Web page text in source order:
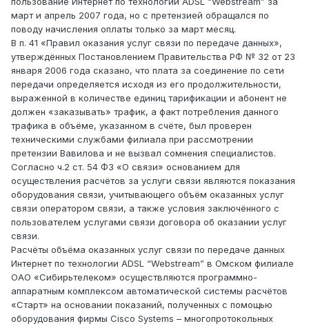
март и апрель 2007 года, но с претензией обращался по
поводу начисления оплаты только за март месяц.
В п. 41 «Правил оказания услуг связи по передаче данных»,
утверждённых Постановлением Правительства РФ № 32 от 23
января 2006 года сказано, что плата за соединение по сети
передачи определяется исходя из его продолжительности,
выраженной в количестве единиц тарификации и абонент не
должен «заказывать» трафик, а факт потребления данного
трафика в объёме, указанном в счёте, был проверен
техническими службами филиала при рассмотрении
претензии Вавилова и не вызвал сомнения специалистов.
Согласно ч.2 ст. 54 ФЗ «О связи» основанием для
осуществления расчётов за услуги связи являются показания
оборудования связи, учитывающего объём оказанных услуг
связи оператором связи, а также условия заключённого с
пользователем услугами связи договора об оказании услуг
связи.
Расчёты объёма оказанных услуг связи по передаче данных
Интернет по технологии АDSL “Webstream” в Омском филиале
ОАО «Сибирьтелеком» осуществляются программно-
аппаратным комплексом автоматической системы расчётов
«Старт» на основании показаний, полученных с помощью
оборудования фирмы Cisco Systems – многопротокольных